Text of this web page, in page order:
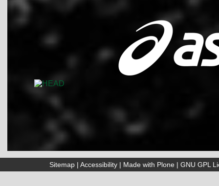
Sitemap| Accessibility| Made with Plone| GNU GPL